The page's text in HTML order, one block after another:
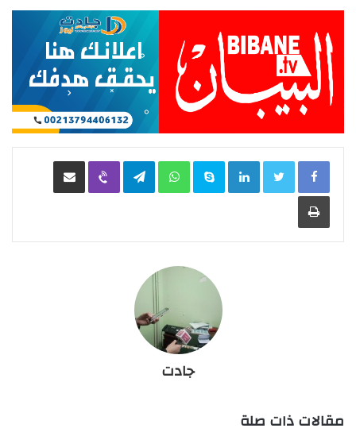
LinkedIn
Skype
WhatsApp
Telegram
Viber مشاركة عبر البريد
طباعة
جادت
مقالات ذات صلة